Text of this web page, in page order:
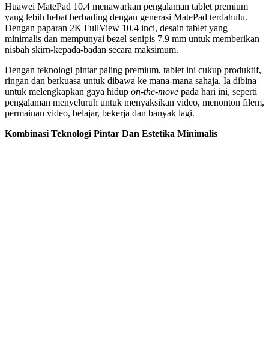
Huawei MatePad 10.4 menawarkan pengalaman tablet premium
yang lebih hebat berbading dengan generasi MatePad terdahulu.
Dengan paparan 2K FullView 10.4 inci, desain tablet yang
minimalis dan mempunyai bezel senipis 7.9 mm untuk memberikan
nisbah skirn-kepada-badan secara maksimum.
Dengan teknologi pintar paling premium, tablet ini cukup produktif,
ringan dan berkuasa untuk dibawa ke mana-mana sahaja. Ia dibina
untuk melengkapkan gaya hidup on-the-move pada hari ini, seperti
pengalaman menyeluruh untuk menyaksikan video, menonton filem,
permainan video, belajar, bekerja dan banyak lagi.
Kombinasi Teknologi Pintar Dan Estetika Minimalis